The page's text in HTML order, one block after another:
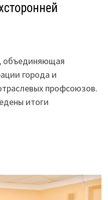
объединяющая
города и
профсоюзов.
итоги